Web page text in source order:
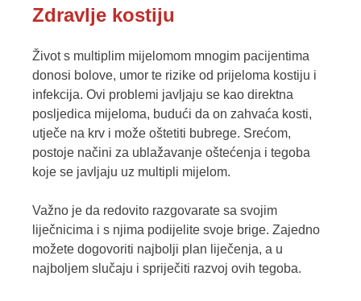
Zdravlje kostiju
Život s multiplim mijelomom mnogim pacijentima
donosi bolove, umor te rizike od prijeloma kostiju i
infekcija. Ovi problemi javljaju se kao direktna
posljedica mijeloma, budući da on zahvaća kosti,
utječe na krv i može oštetiti bubrege. Srećom,
postoje načini za ublažavanje oštećenja i tegoba
koje se javljaju uz multipli mijelom.
Važno je da redovito razgovarate sa svojim
liječnicima i s njima podijelite svoje brige. Zajedno
možete dogovoriti najbolji plan liječenja, a u
najboljem slučaju i spriječiti razvoj ovih tegoba.